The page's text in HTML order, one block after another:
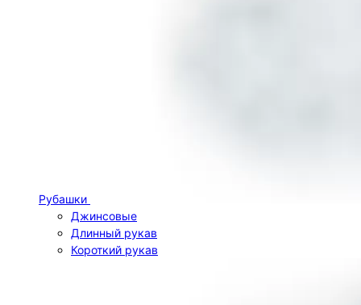
Рубашки
Джинсовые
Длинный рукав
Короткий рукав